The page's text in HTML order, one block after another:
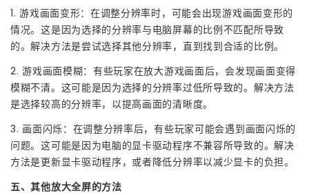
1. 游戏画面变形：在调整分辨率时，可能会出现游戏画面变形的
情况。这是因为选择的分辨率与电脑屏幕的比例不匹配所导致
的。解决方法是尝试选择其他分辨率，直到找到合适的比例。
2. 游戏画面模糊：有些玩家在放大游戏画面后，会发现画面变得
模糊不清。这可能是因为选择的分辨率过低所导致的。解决方法
是选择较高的分辨率，以提高画面的清晰度。
3. 画面闪烁：在调整分辨率后，有些玩家可能会遇到画面闪烁的
问题。这可能是因为电脑的显卡驱动程序不兼容所导致的。解决
方法是更新显卡驱动程序，或者降低分辨率以减少显卡的负担。
五、其他放大全屏的方法